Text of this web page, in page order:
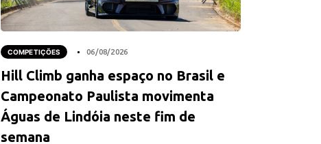
COMPETIÇÕES 06/08/2026
Hill Climb ganha espaço no Brasil e
Campeonato Paulista movimenta
Águas de Lindóia neste fim de
semana